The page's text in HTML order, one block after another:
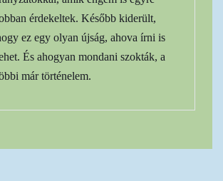
érdekeltek. Később kiderült,
ez egy olyan újság, ahova írni is
És ahogyan mondani szokták, a
már történelem.